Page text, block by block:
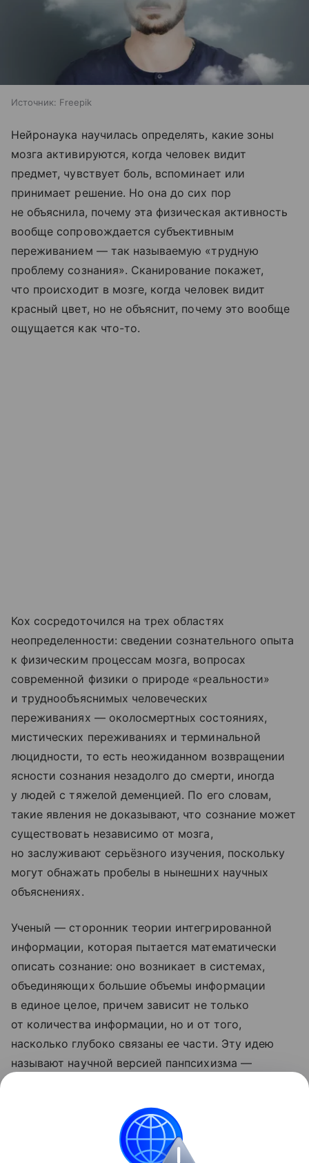
Источник: Freepik
Нейронаука научилась определять, какие зоны
мозга активируются, когда человек видит
предмет, чувствует боль, вспоминает или
принимает решение. Но она до сих пор
не объяснила, почему эта физическая активность
вообще сопровождается субъективным
переживанием — так называемую «трудную
проблему сознания». Сканирование покажет,
что происходит в мозге, когда человек видит
красный цвет, но не объяснит, почему это вообще
ощущается как что-то.
Кох сосредоточился на трех областях
неопределенности: сведении сознательного опыта
к физическим процессам мозга, вопросах
современной физики о природе «реальности»
и труднообъяснимых человеческих
переживаниях — околосмертных состояниях,
мистических переживаниях и терминальной
люцидности, то есть неожиданном возвращении
ясности сознания незадолго до смерти, иногда
у людей с тяжелой деменцией. По его словам,
такие явления не доказывают, что сознание может
существовать независимо от мозга,
но заслуживают серьёзного изучения, поскольку
могут обнажать пробелы в нынешних научных
объяснениях.
Ученый — сторонник теории интегрированной
информации, которая пытается математически
описать сознание: оно возникает в системах,
объединяющих большие объемы информации
в единое целое, причем зависит не только
от количества информации, но и от того,
насколько глубоко связаны ее части. Эту идею
называют научной версией панпсихизма —
а не результатом достаточной сложности мозга.